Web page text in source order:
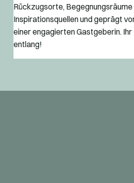
Rückzugsorte, Begegnungsräume
Inspirationsquellen und geprägt
einer engagierten Gastgeberin.
entlang!